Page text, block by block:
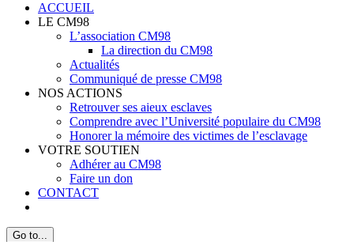
ACCUEIL
LE CM98
L’association CM98
La direction du CM98
Actualités
Communiqué de presse CM98
NOS ACTIONS
Retrouver ses aieux esclaves
Comprendre avec l’Université populaire du CM98
Honorer la mémoire des victimes de l’esclavage
VOTRE SOUTIEN
Adhérer au CM98
Faire un don
CONTACT
Go to...